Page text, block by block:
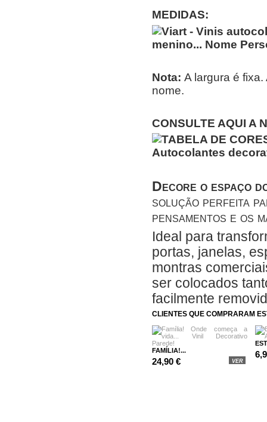
MEDIDAS:
Nota: A largura é
nome.
CONSULTE AQUI A
Decore o espaço
solução perfeita
pensamentos e os
Ideal para
portas, janelas,
montras
ser colocados
facilmente
CLIENTES QUE COMPRARAM
FAMÍLIA!...
24,90 € VER